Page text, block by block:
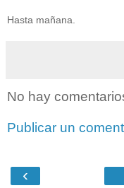
Hasta mañana.
No hay
Publicar un
‹